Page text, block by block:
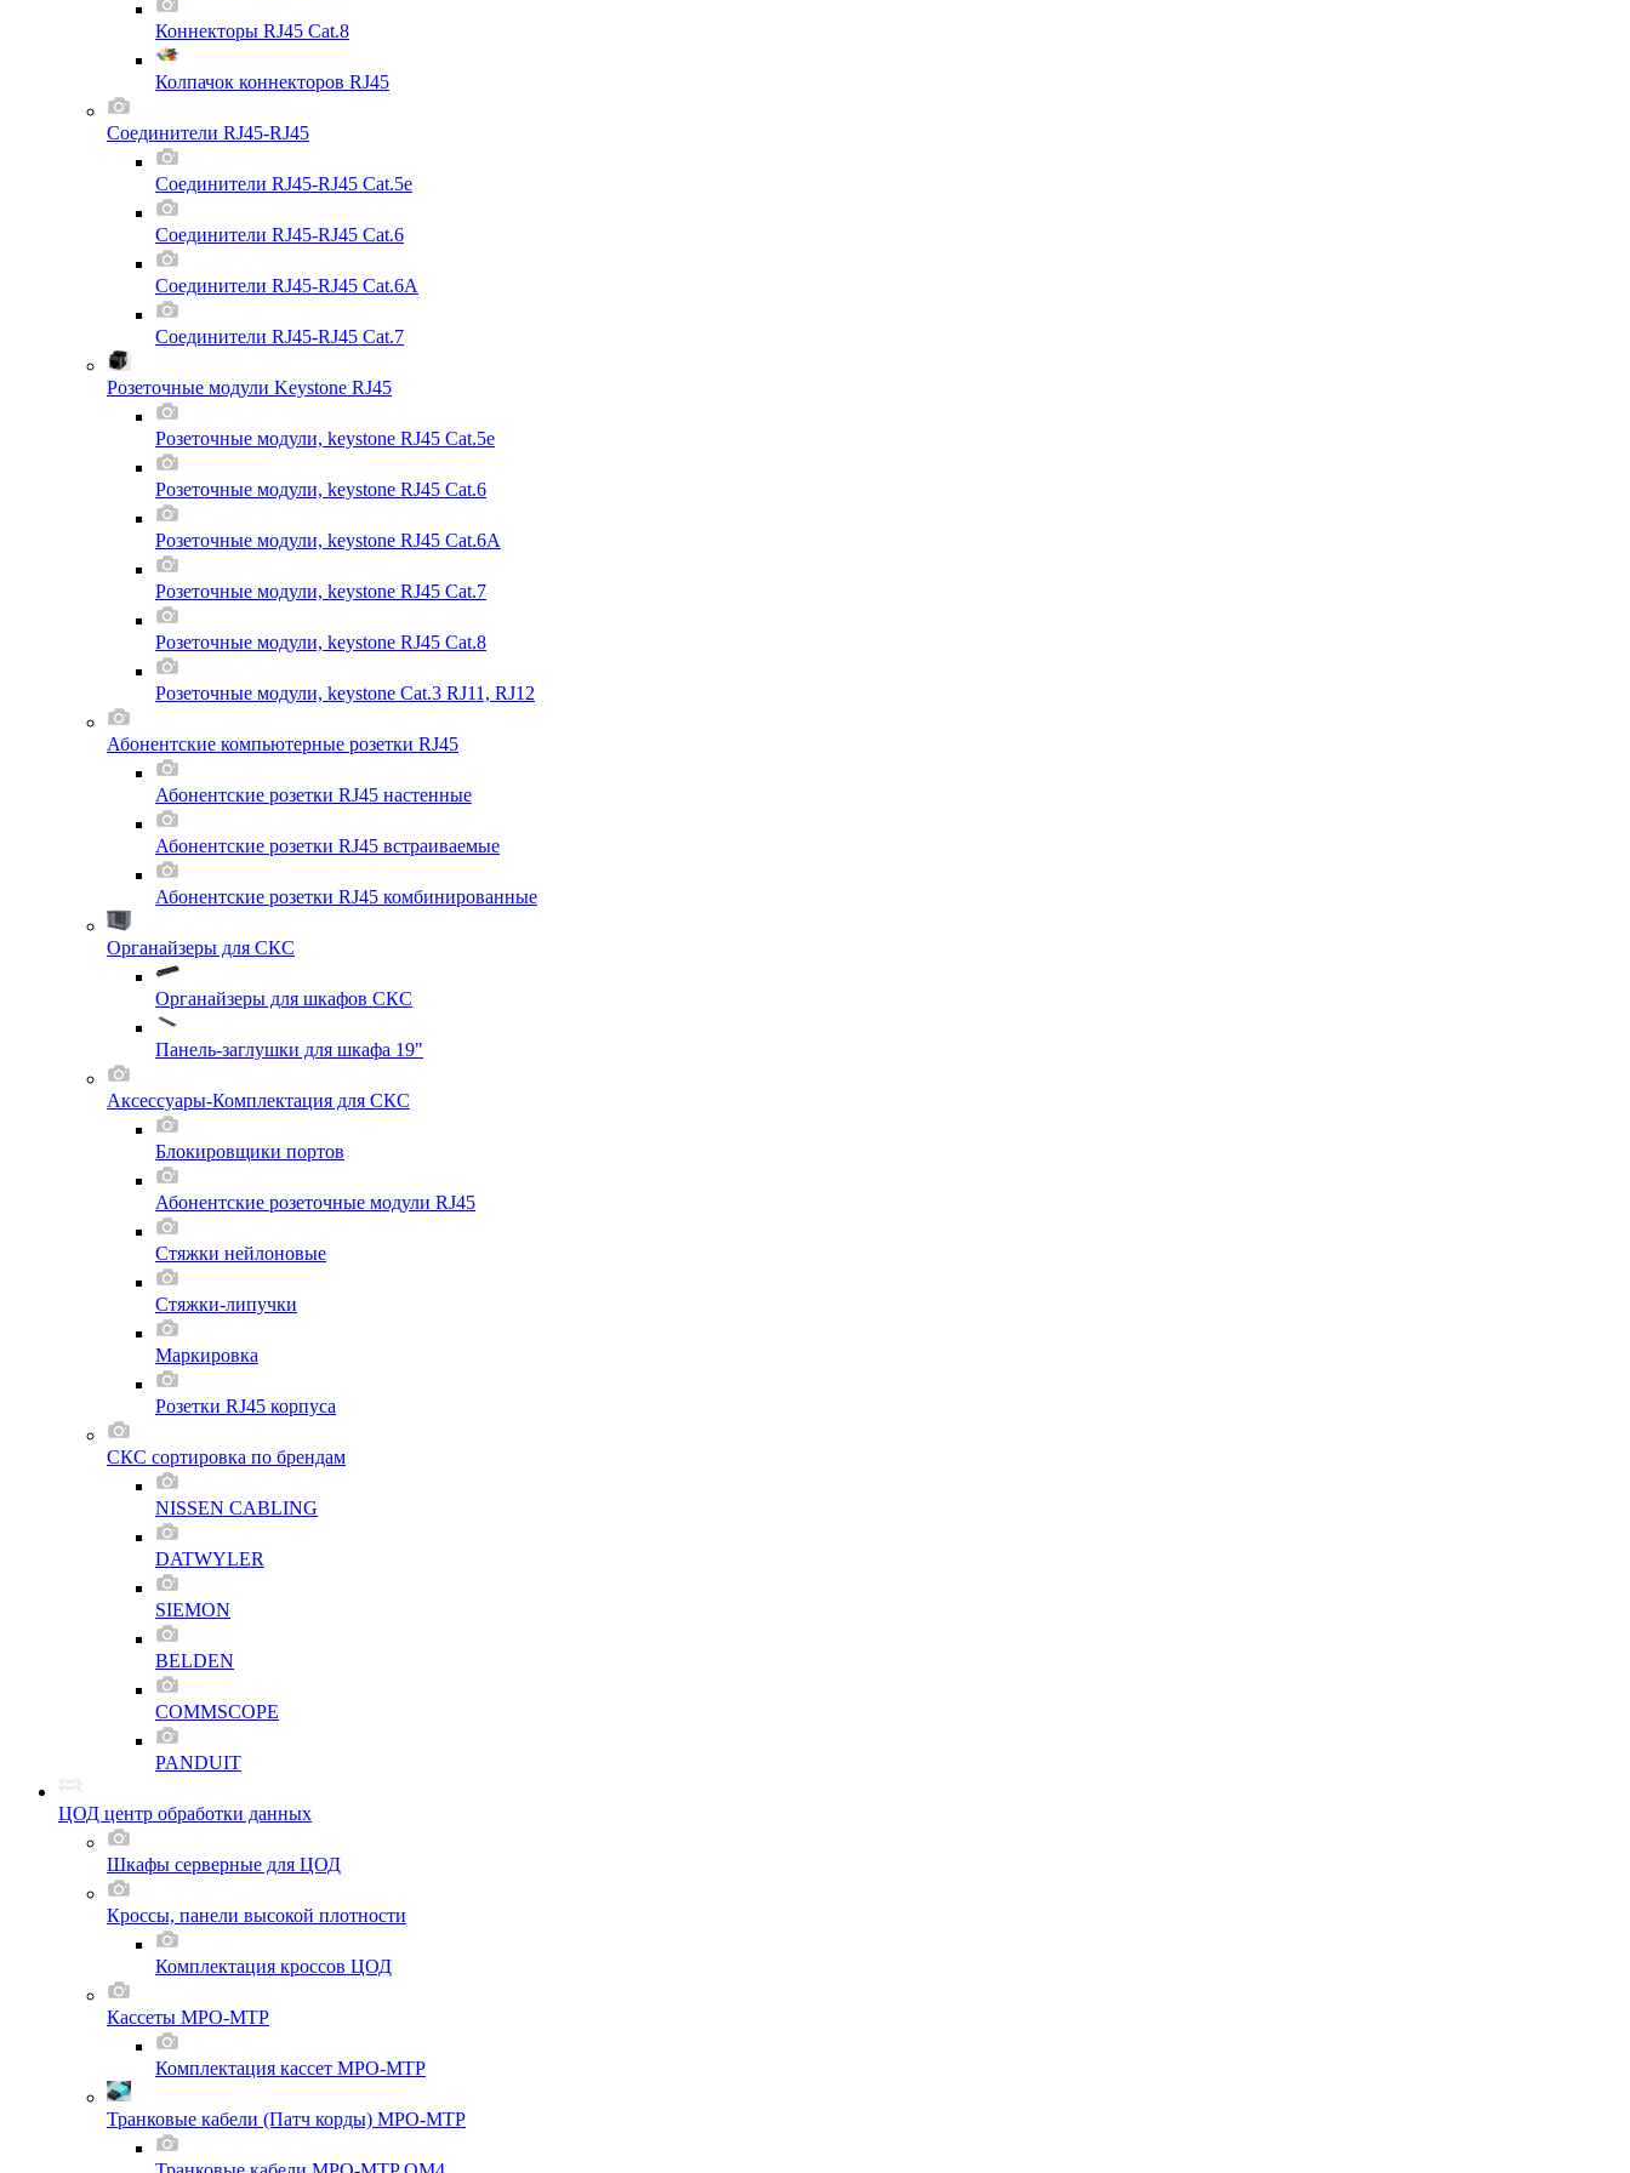
Коннекторы RJ45 Cat.8
Колпачок коннекторов RJ45
Соединители RJ45-RJ45
Соединители RJ45-RJ45 Cat.5e
Соединители RJ45-RJ45 Cat.6
Соединители RJ45-RJ45 Cat.6A
Соединители RJ45-RJ45 Cat.7
Розеточные модули Keystone RJ45
Розеточные модули, keystone RJ45 Cat.5e
Розеточные модули, keystone RJ45 Cat.6
Розеточные модули, keystone RJ45 Cat.6A
Розеточные модули, keystone RJ45 Cat.7
Розеточные модули, keystone RJ45 Cat.8
Розеточные модули, keystone Cat.3 RJ11, RJ12
Абонентские компьютерные розетки RJ45
Абонентские розетки RJ45 настенные
Абонентские розетки RJ45 встраиваемые
Абонентские розетки RJ45 комбинированные
Органайзеры для СКС
Органайзеры для шкафов СКС
Панель-заглушки для шкафа 19"
Аксессуары-Комплектация для СКС
Блокировщики портов
Абонентские розеточные модули RJ45
Стяжки нейлоновые
Стяжки-липучки
Маркировка
Розетки RJ45 корпуса
СКС сортировка по брендам
NISSEN CABLING
DATWYLER
SIEMON
BELDEN
COMMSCOPE
PANDUIT
ЦОД центр обработки данных
Шкафы серверные для ЦОД
Кроссы, панели высокой плотности
Комплектация кроссов ЦОД
Кассеты MPO-MTP
Комплектация кассет MPO-MTP
Транковые кабели (Патч корды) MPO-MTP